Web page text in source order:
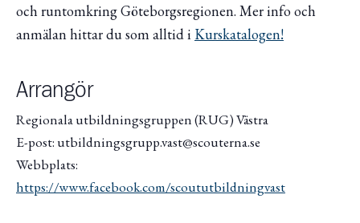
och runtomkring Göteborgsregionen. Mer info och
anmälan hittar du som alltid i Kurskatalogen!
Arrangör
Regionala utbildningsgruppen (RUG) Västra
E-post: utbildningsgrupp.vast@scouterna.se
Webbplats:
https://www.facebook.com/scoututbildningvast